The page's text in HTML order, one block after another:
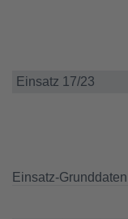
Einsatz 17/23
Einsatz-Grunddaten